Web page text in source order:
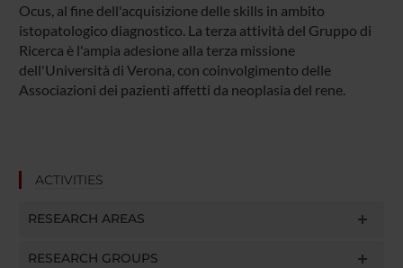
Ocus, al fine dell'acquisizione delle skills in ambito
istopatologico diagnostico. La terza attività del Gruppo di
Ricerca è l'ampia adesione alla terza missione
dell'Università di Verona, con coinvolgimento delle
Associazioni dei pazienti affetti da neoplasia del rene.
ACTIVITIES
RESEARCH AREAS
RESEARCH GROUPS